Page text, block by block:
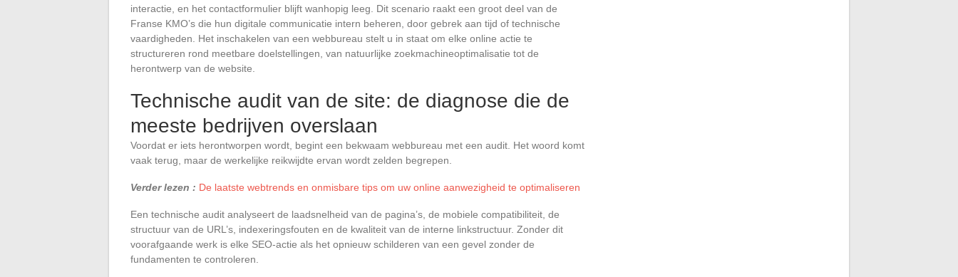
interactie, en het contactformulier blijft wanhopig leeg. Dit scenario raakt een groot deel van de
Franse KMO’s die hun digitale communicatie intern beheren, door gebrek aan tijd of technische
vaardigheden. Het inschakelen van een webbureau stelt u in staat om elke online actie te
structureren rond meetbare doelstellingen, van natuurlijke zoekmachineoptimalisatie tot de
herontwerp van de website.
Technische audit van de site: de diagnose die de
meeste bedrijven overslaan
Voordat er iets herontworpen wordt, begint een bekwaam webbureau met een audit. Het woord komt
vaak terug, maar de werkelijke reikwijdte ervan wordt zelden begrepen.
Verder lezen : De laatste webtrends en onmisbare tips om uw online aanwezigheid te optimaliseren
Een technische audit analyseert de laadsnelheid van de pagina’s, de mobiele compatibiliteit, de
structuur van de URL’s, indexeringsfouten en de kwaliteit van de interne linkstructuur. Zonder dit
voorafgaande werk is elke SEO-actie als het opnieuw schilderen van een gevel zonder de
fundamenten te controleren.